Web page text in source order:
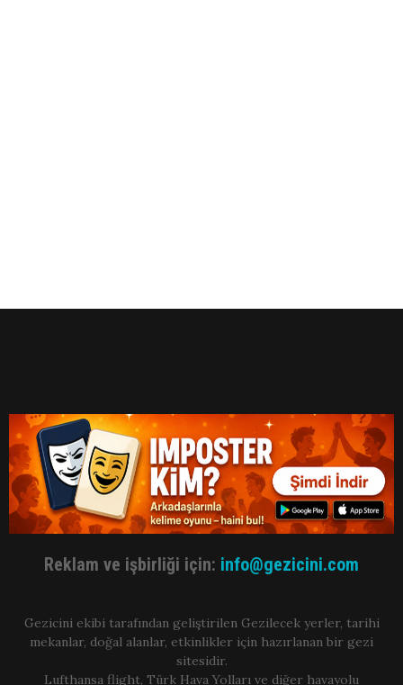
Reklam ve işbirliği için: info@gezicini.com
Gezicini ekibi tarafından geliştirilen Gezilecek yerler, tarihi
mekanlar, doğal alanlar, etkinlikler için hazırlanan bir gezi
sitesidir.
Lufthansa flight, Türk Hava Yolları ve diğer havayolu